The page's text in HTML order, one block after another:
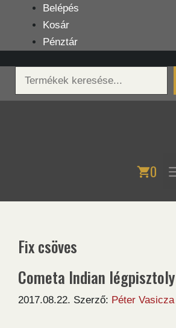
tartalomba
Belépés
Kosár
Pénztár
Keresés
0
Fix csöves
Cometa Indian légpisztoly
2017.08.22. Szerző: Péter Vasicza